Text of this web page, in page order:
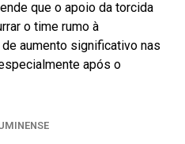
que o apoio da torcida
o time rumo à
aumento significativo nas
após o